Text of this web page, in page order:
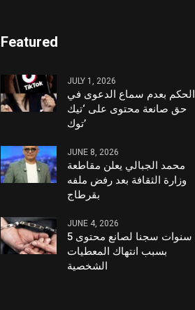
Featured
JULY 1, 2026
الحكم بعدم سماع الدعوى في
حق صانعة محتوى على ‘تيك
توك’
JUNE 8, 2026
محمد الجبالي يعلن مقاطعة
وزارة الثقافة بعد رفض ملفه
بقرطاج
JUNE 4, 2026
5 سنوات سجنا لصانع محتوى
بسبب انتهاك المعطيات
الشخصية